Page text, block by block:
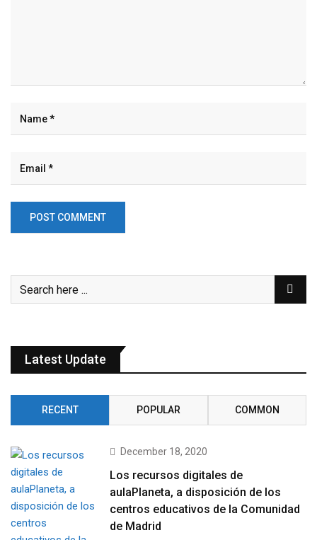
Latest Update
RECENT POPULAR COMMON
December 18, 2020
Los recursos digitales de
aulaPlaneta, a disposición de los
centros educativos de la Comunidad
de Madrid